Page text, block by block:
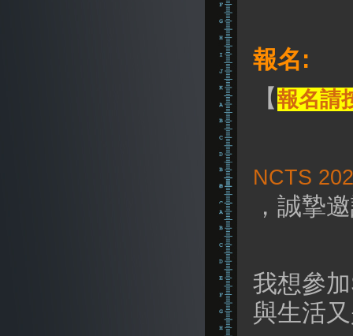
報名:
【報名請
NCTS
，誠摯
我想參
與生活